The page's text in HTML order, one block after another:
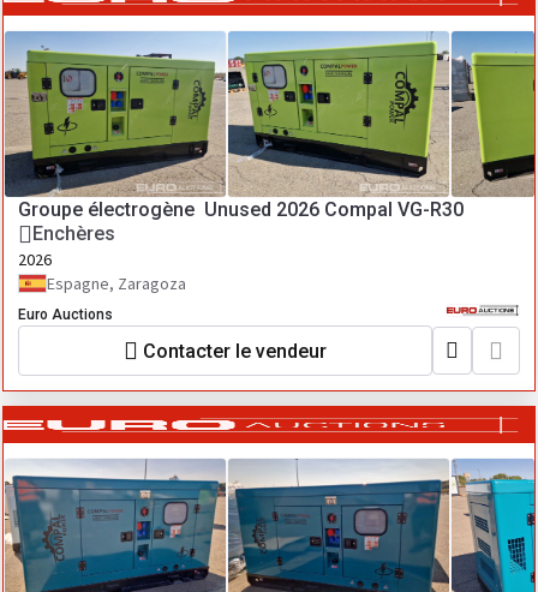
Groupe électrogène Unused 2026 Compal VG-R30
Enchères
2026
Espagne, Zaragoza
Euro Auctions
Contacter le vendeur